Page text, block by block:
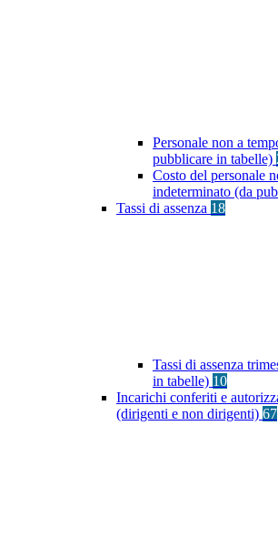
Personale non a
pubblicare in tabelle)
Costo del personale
indeterminato (da
Tassi di assenza 18
Tassi di assenza
in tabelle) 10
Incarichi conferiti e
(dirigenti e non dirigenti) 67